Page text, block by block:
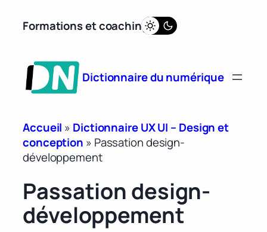
Formations et coaching
Dictionnaire du numérique
Accueil » Dictionnaire UX UI – Design et
conception » Passation design-
développement
Passation design-
développement